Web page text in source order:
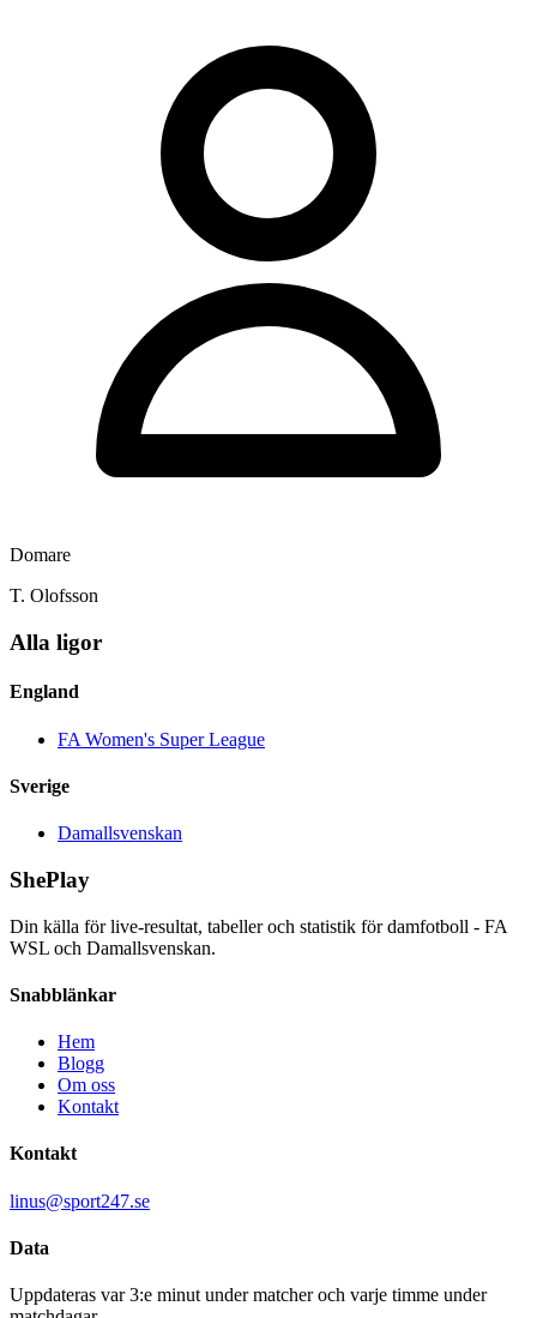
Domare
T. Olofsson
Alla ligor
England
FA Women's Super League
Sverige
Damallsvenskan
ShePlay
Din källa för live-resultat, tabeller och statistik för damfotboll - FA
WSL och Damallsvenskan.
Snabblänkar
Hem
Blogg
Om oss
Kontakt
Kontakt
linus@sport247.se
Data
Uppdateras var 3:e minut under matcher och varje timme under